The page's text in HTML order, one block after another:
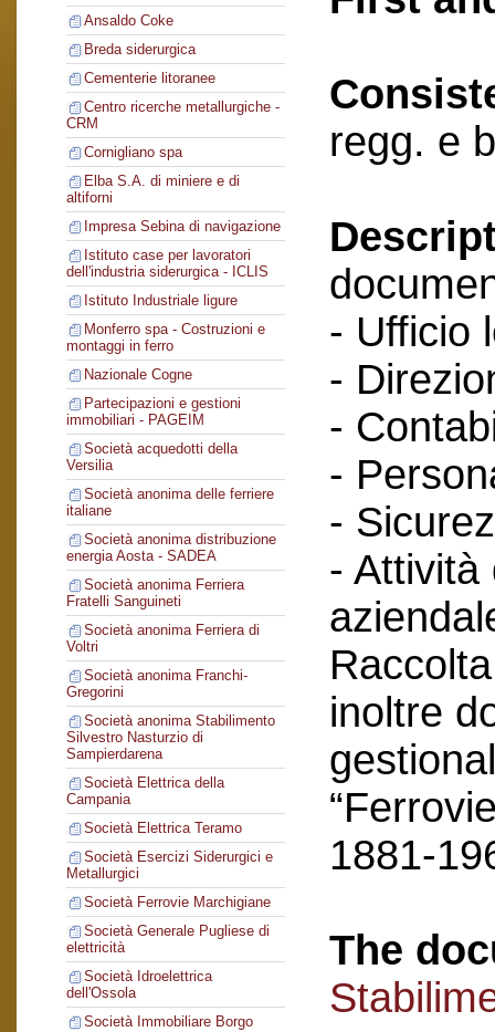
Ansaldo Coke
Breda siderurgica
Cementerie litoranee
Centro ricerche metallurgiche -
CRM
Cornigliano spa
Elba S.A. di miniere e di
altiforni
Impresa Sebina di navigazione
Istituto case per lavoratori
dell'industria siderurgica - ICLIS
Istituto Industriale ligure
Monferro spa - Costruzioni e
montaggi in ferro
Nazionale Cogne
Partecipazioni e gestioni
immobiliari - PAGEIM
Società acquedotti della
Versilia
Società anonima delle ferriere
italiane
Società anonima distribuzione
energia Aosta - SADEA
Società anonima Ferriera
Fratelli Sanguineti
Società anonima Ferriera di
Voltri
Società anonima Franchi-
Gregorini
Società anonima Stabilimento
Silvestro Nasturzio di
Sampierdarena
Società Elettrica della
Campania
Società Elettrica Teramo
Società Esercizi Siderurgici e
Metallurgici
Società Ferrovie Marchigiane
Società Generale Pugliese di
elettricità
Società Idroelettrica
dell'Ossola
Società Immobiliare Borgo
regg. e
- Ufficio
-
-
-
-
- Attività
inoltre
1881-
The